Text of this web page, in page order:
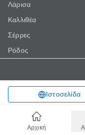
Ιστοσελίδα
Λάρισα
Καλλιθέα
Σέρρες
Ρόδος
Αρχική